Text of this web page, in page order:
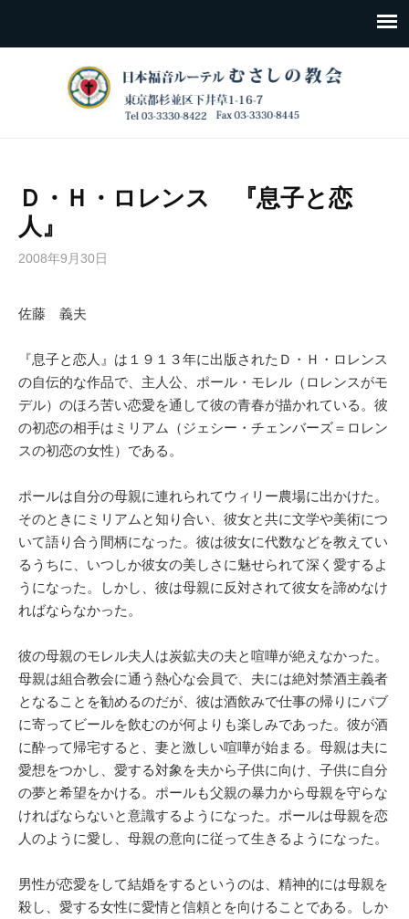
Ｄ・Ｈ・ロレンス 『息子と恋
人』
2008年9月30日
佐藤 義夫
『息子と恋人』は１９１３年に出版されたＤ・Ｈ・ロレンス
の自伝的な作品で、主人公、ポール・モレル（ロレンスがモ
デル）のほろ苦い恋愛を通して彼の青春が描かれている。彼
の初恋の相手はミリアム（ジェシー・チェンバーズ＝ロレン
スの初恋の女性）である。
ポールは自分の母親に連れられてウィリー農場に出かけた。
そのときにミリアムと知り合い、彼女と共に文学や美術につ
いて語り合う間柄になった。彼は彼女に代数などを教えてい
るうちに、いつしか彼女の美しさに魅せられて深く愛するよ
うになった。しかし、彼は母親に反対されて彼女を諦めなけ
ればならなかった。
彼の母親のモレル夫人は炭鉱夫の夫と喧嘩が絶えなかった。
母親は組合教会に通う熱心な会員で、夫には絶対禁酒主義者
となることを勧めるのだが、彼は酒飲みで仕事の帰りにパブ
に寄ってビールを飲むのが何よりも楽しみであった。彼が酒
に酔って帰宅すると、妻と激しい喧嘩が始まる。母親は夫に
愛想をつかし、愛する対象を夫から子供に向け、子供に自分
の夢と希望をかける。ポールも父親の暴力から母親を守らな
ければならないと意識するようになった。ポールは母親を恋
人のように愛し、母親の意向に従って生きるようになった。
男性が恋愛をして結婚をするというのは、精神的には母親を
殺し、愛する女性に愛情と信頼とを向けることである。しか